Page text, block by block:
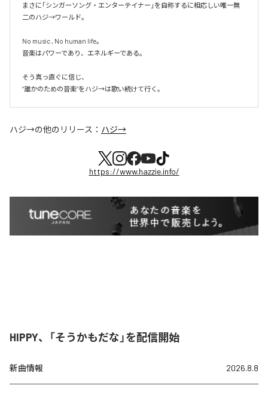
まさに「シンガーソング・エンターテイナー」を自称するに相応しい唯一無
二のハジ→ワールド。
No music , No human life。
音楽はパワーであり、エネルギーである。
そう真っ直ぐに信じ、
ハジ→の他のリリース： ハジ→
https://www.hazzie.info/
HIPPY、「そうかもだな」を配信開始
新曲情報 2026.8.8